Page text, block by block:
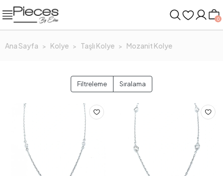
0
Ana Sayfa Kolye Taşlı Kolye Mozanit Kolye
Filtreleme Sıralama